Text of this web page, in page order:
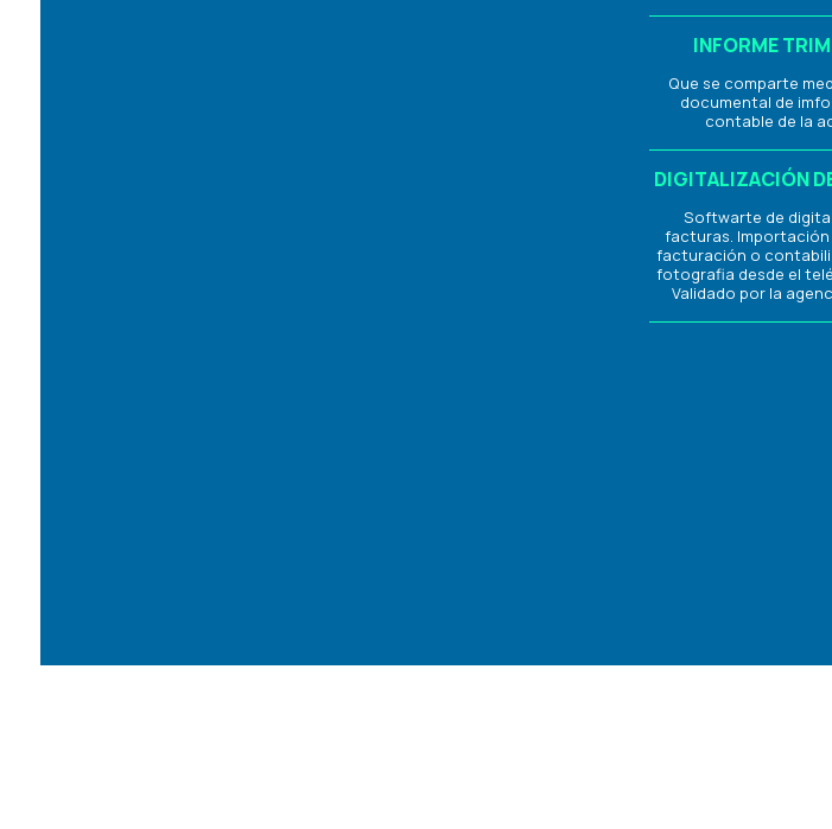
INFORME
Que se comparte
documental de
contable de la
DIGITALIZACIÓN
Softwarte de
facturas.
facturación o
fotografia desde el
Validado por la